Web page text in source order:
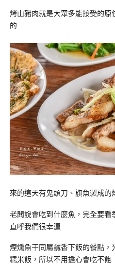
烤山豬肉就是大眾多能接受的
的
來的這天有鬼頭刀、旗魚製成的
老闆說會吃到什麼魚，完全要
直呼我們很幸運
煙燻魚干同屬鹹香下飯的餐點
糯米飯，所以不用擔心會吃不飽